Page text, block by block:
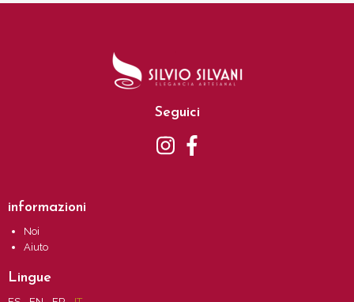
Seguici
informazioni
Noi
Aiuto
Lingue